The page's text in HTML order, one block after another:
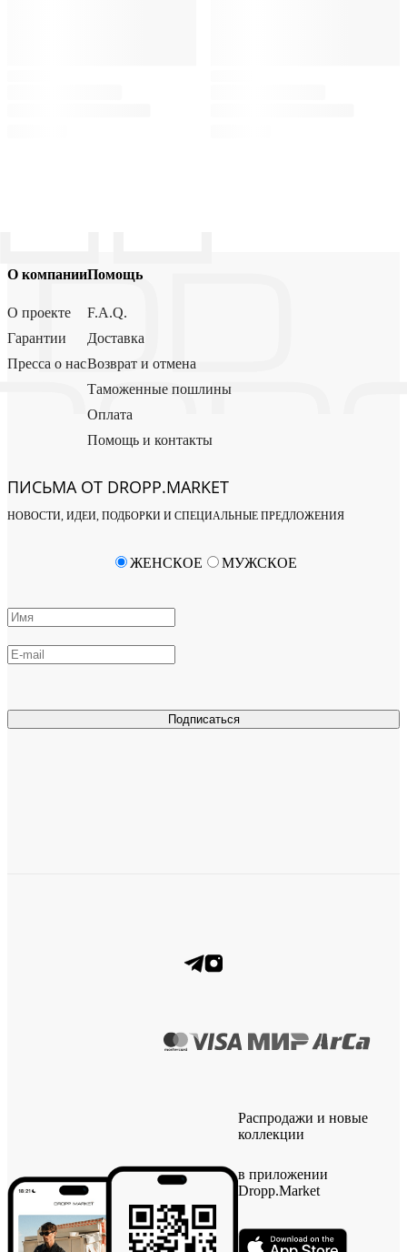
О компании
О проекте
Гарантии
Пресса о нас
Помощь
F.A.Q.
Доставка
Возврат и отмена
Таможенные пошлины
Оплата
Помощь и контакты
ПИСЬМА ОТ DROPP.MARKET
НОВОСТИ, ИДЕИ, ПОДБОРКИ И СПЕЦИАЛЬНЫЕ ПРЕДЛОЖЕНИЯ
Подписаться
ЖЕНСКОЕ МУЖСКОЕ
Распродажи и новые
коллекции
в приложении
Dropp.Market